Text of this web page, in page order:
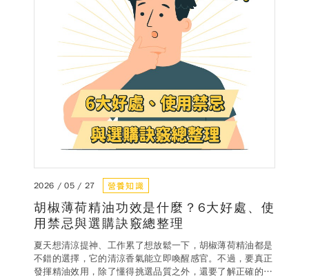
2026 / 05 / 27 營養知識
胡椒薄荷精油功效是什麼？6大好處、使
用禁忌與選購訣竅總整理
夏天想清涼提神、工作累了想放鬆一下，胡椒薄荷精油都是
不錯的選擇，它的清涼香氣能立即喚醒感官。不過，要真正
發揮精油效用，除了懂得挑選品質之外，還要了解正確的使